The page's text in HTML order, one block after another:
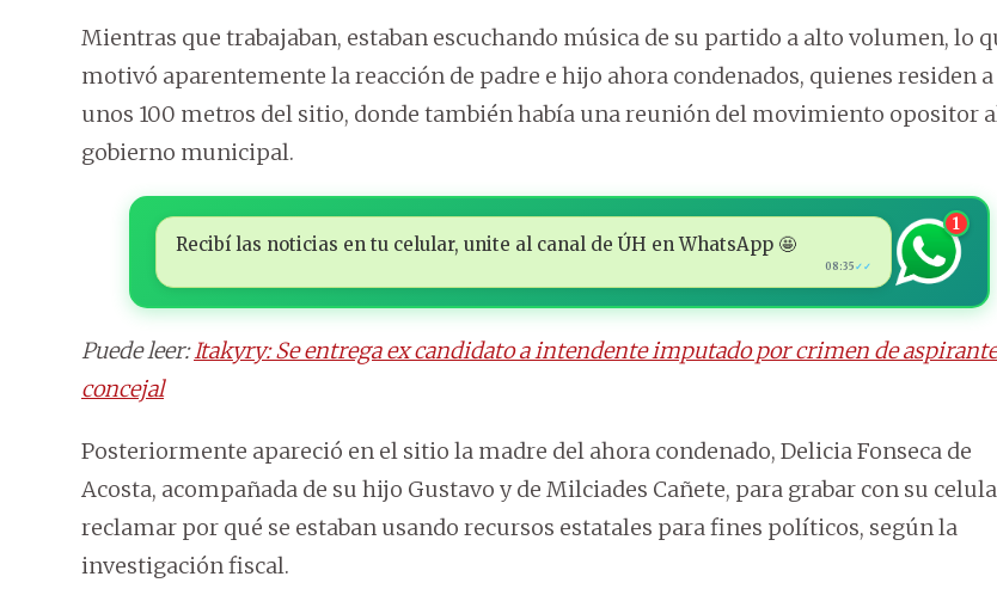
Mientras que trabajaban, estaban escuchando música de su partido a alto volumen, lo
motivó aparentemente la reacción de padre e hijo ahora condenados, quienes residen a
unos 100 metros del sitio, donde también había una reunión del movimiento opositor
gobierno municipal.
Recibí las noticias en tu celular, unite al canal de ÚH en WhatsApp 🤩
08:35 ✓✓
1
Puede leer:Itakyry: Se entrega ex candidato a intendente imputado por crimen de
concejal
Posteriormente apareció en el sitio la madre del ahora condenado, Delicia Fonseca de
Acosta, acompañada de su hijo Gustavo y de Milciades Cañete, para grabar con su
reclamar por qué se estaban usando recursos estatales para fines políticos, según la
investigación fiscal.